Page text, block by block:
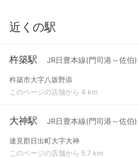
近くの駅
杵築駅 JR日豊本線(門司港～佐伯)
杵築市大字八坂野添
このページの店舗から 4 km
大神駅 JR日豊本線(門司港～佐伯)
速見郡日出町大字大神
このページの店舗から 5.7 km